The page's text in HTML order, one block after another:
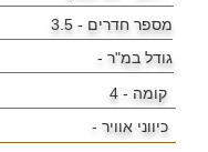
מספר חדרים - 3.5
גודל במ"ר -
קומה - 4
כיווני אוויר -